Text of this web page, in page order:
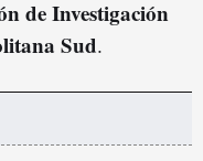
de Investigación
Sud.